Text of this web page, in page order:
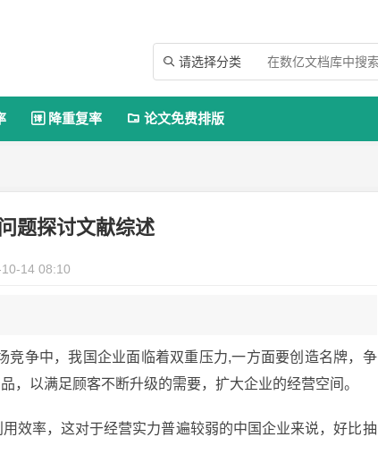
 请选择分类
 降重复率  论文免费排版
题探讨文献综述
14 08:10
竞争中，我国企业面临着双重压力,一方面要创造名牌，争
，以满足顾客不断升级的需要，扩大企业的经营空间。
效率，这对于经营实力普遍较弱的中国企业来说，好比抽